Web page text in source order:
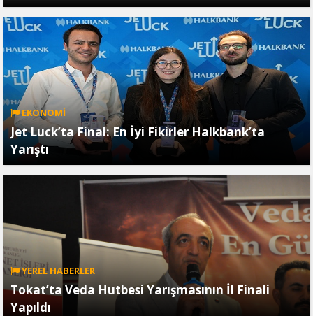
EKONOMİ
Jet Luck’ta Final: En İyi Fikirler Halkbank’ta
Yarıştı
YEREL HABERLER
Tokat’ta Veda Hutbesi Yarışmasının İl Finali
Yapıldı